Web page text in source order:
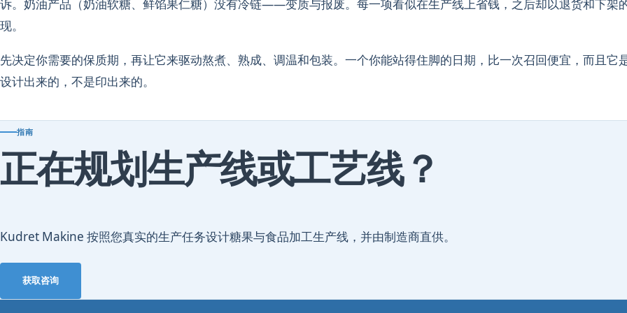
诉。奶油产品（奶油软糖、鲜馅果仁糖）没有冷链——变质与报废。每一项看似在生产线上省钱，之后却以退货和下架
现。
先决定你需要的保质期，再让它来驱动熬煮、熟成、调温和包装。一个你能站得住脚的日期，比一次召回便宜，而且它
设计出来的，不是印出来的。
指南
正在规划生产线或工艺线？
Kudret Makine 按照您真实的生产任务设计糖果与食品加工生产线，并由制造商直供。
获取咨询